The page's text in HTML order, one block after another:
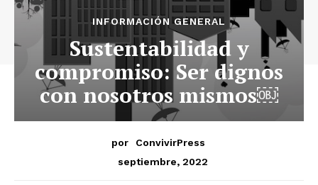
INFORMACIÓN GENERAL
Sustentabilidad y
compromiso: Ser dignos
con nosotros mismos￼
por
ConvivirPress
septiembre, 2022